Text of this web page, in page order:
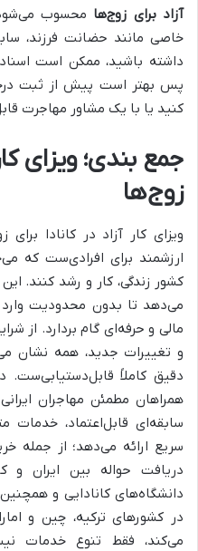
آزاد برای زوج‌ها محسوب
خاصی مانند حضانت فرزند،
داشته باشید، ممکن است
پس بهتر است پیش از ثبت
کنید یا با یک مشاور مهاجرت
جمع بندی؛ ویزای
زوج‌ها
ویزای کار آزاد در کانادا
ارزشمند برای افرادی‌ست که
کشور زندگی، کار و رشد کنند.
می‌دهد تا بدون محدودیت وارد
مالی و حرفه‌ای گام بردارد. از
و تغییرات جدید، همه نشان
دقیق کاملاً قابل‌دستیابی‌ست.
همراهان مطمئن مهاجران
سابقه‌ای قابل‌اعتماد، خدمات
سریع ارائه می‌دهد؛ از جمله
دریافت حواله بین ایران و
دانشگاه‌های کانادایی و
در کشورهای ترکیه، چین و
می‌کند، فقط تنوع خدمات